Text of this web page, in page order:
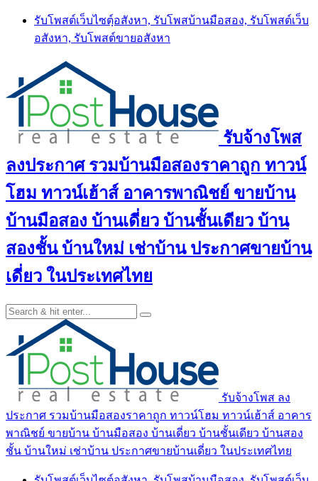
Skip
content
รับโพสต์เว็บไซตฺ์อสังหา, รับโพสบ้านมือสอง, รับโพสต์เว็บ
อสังหา, รับโพสต์ขายอสังหา
รับจ้างโพส
ลงประกาศ รวมบ้านมือสองราคาถูก ทาวน์
โฮม ทาวน์เฮ้าส์ อาคารพาณิชย์ ขายบ้าน
บ้านมือสอง บ้านเดี่ยว บ้านชั้นเดียว บ้าน
สองชั้น บ้านใหม่ เช่าบ้าน ประกาศขายบ้าน
เดี่ยว ในประเทศไทย
รับจ้างโพส ลง
ประกาศ รวมบ้านมือสองราคาถูก ทาวน์โฮม ทาวน์เฮ้าส์ อาคาร
พาณิชย์ ขายบ้าน บ้านมือสอง บ้านเดี่ยว บ้านชั้นเดียว บ้านสอง
ชั้น บ้านใหม่ เช่าบ้าน ประกาศขายบ้านเดี่ยว ในประเทศไทย